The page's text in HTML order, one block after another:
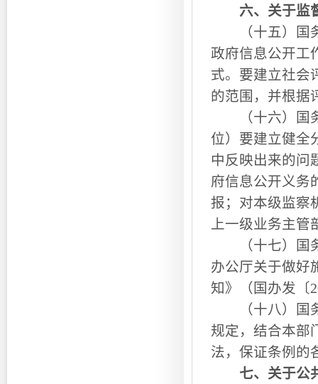
六、关于监
（十五）国务
政府信息公开工
式。要建立社会
的范围，并根据
（十六）国务
位）要建立健全
中反映出来的问
府信息公开义务
报；对本级监察
上一级业务主
（十七）国务
办公厅关于做好
知》（国办发〔
（十八）国务
规定，结合本部
法，保证条例的
七、关于公